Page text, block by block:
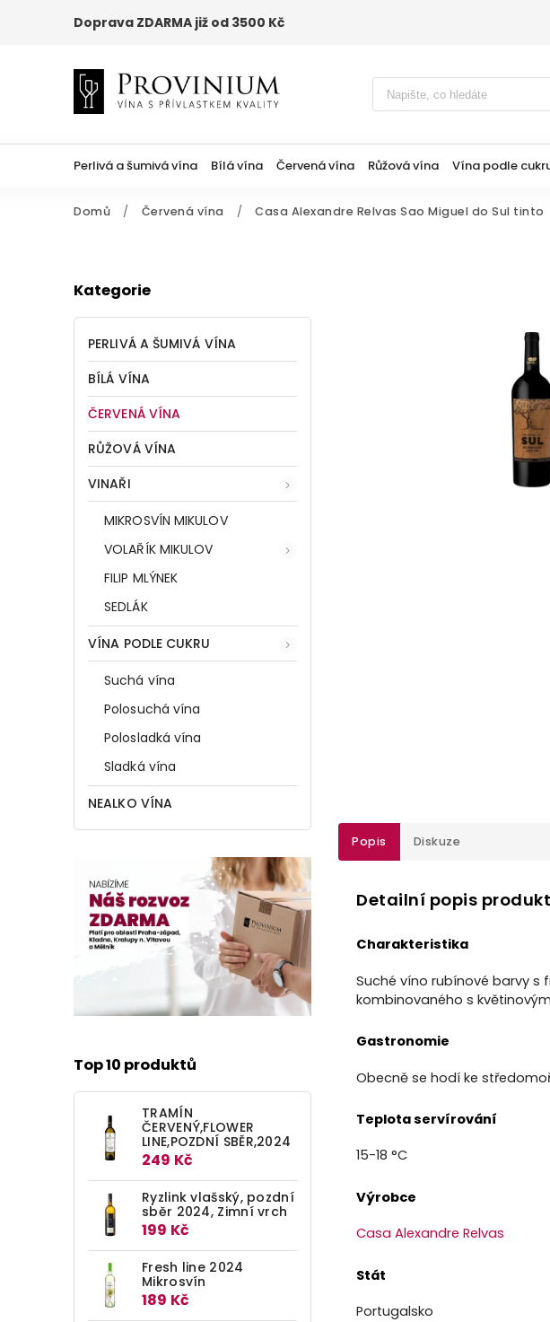
Doprava ZDARMA již od 3500 Kč
Perlivá a šumivá vína Bílá vína Červená vína Růžová vína Vína podle
Domů / Červená vína / Casa Alexandre Relvas Sao Miguel do Sul tinto
Kategorie
PERLIVÁ A ŠUMIVÁ VÍNA
BÍLÁ VÍNA
ČERVENÁ VÍNA
RŮŽOVÁ VÍNA
VINAŘI
MIKROSVÍN MIKULOV
VOLAŘÍK MIKULOV
FILIP MLÝNEK
SEDLÁK
VÍNA PODLE CUKRU
Suchá vína
Polosuchá vína
Polosladká vína
Sladká vína
NEALKO VÍNA
Top 10 produktů
TRAMÍN
ČERVENÝ,FLOWER
LINE,POZDNÍ SBĚR,2024
249 Kč
Ryzlink vlašský, pozdní
sběr 2024, Zimní vrch
199 Kč
Fresh line 2024
Mikrosvín
189 Kč
Popis Diskuze
Detailní popis
Charakteristika
Suché víno rubínové barvy s
kombinovaného s
Gastronomie
Obecně se hodí ke
Teplota servírování
15-18 °C
Výrobce
Casa Alexandre Relvas
Stát
Portugalsko